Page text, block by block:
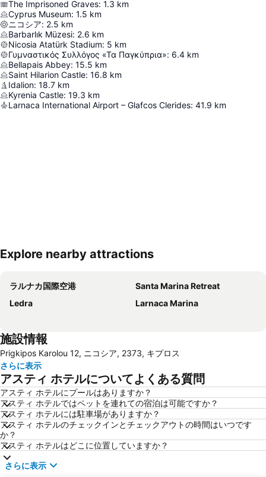
The Imprisoned Graves: 1.3 km
Cyprus Museum: 1.5 km
ニコシア: 2.5 km
Barbarlık Müzesi: 2.6 km
Nicosia Atatürk Stadium: 5 km
Γυμναστικός Συλλόγος «Τα Παγκύπρια»: 6.4 km
Bellapais Abbey: 15.5 km
Saint Hilarion Castle: 16.8 km
Idalion: 18.7 km
Kyrenia Castle: 19.3 km
Larnaca International Airport – Glafcos Clerides: 41.9 km
Explore nearby attractions
ラルナカ国際空港
Santa Marina Retreat
Ledra
Larnaca Marina
施設情報
Prigkipos Karolou 12, ニコシア, 2373, キプロス
さらに表示
アスティ ホテルについてよくある質問
アスティ ホテルにプールはありますか？
アスティ ホテルではペットを連れての宿泊は可能ですか？
アスティ ホテルには駐車場がありますか？
アスティ ホテルのチェックインとチェックアウトの時間はいつです
か？
アスティ ホテルはどこに位置していますか？
さらに表示